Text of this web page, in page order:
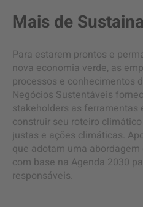
Mais de
Para estarem prontos e
nova economia verde, as
processos e conhecimentos
Negócios Sustentáveis
stakeholders as ferramentas
construir seu roteiro
justas e ações climáticas.
que adotam uma
com base na Agenda 2030
responsáveis.